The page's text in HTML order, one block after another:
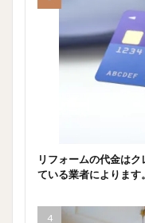
リフォームの代金は
ている業者によります。